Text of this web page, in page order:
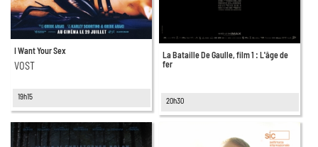
I Want Your Sex
VOST
19h15
La Bataille De Gaulle, film 1 : L'âge de
fer
20h30